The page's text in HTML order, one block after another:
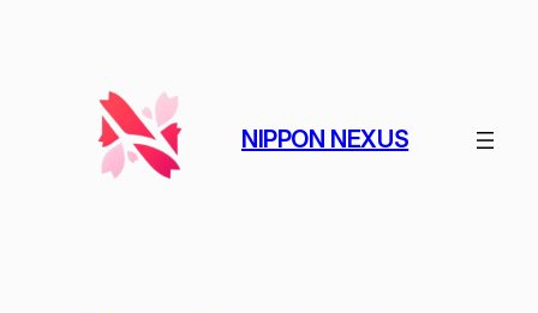
NIPPON NEXUS